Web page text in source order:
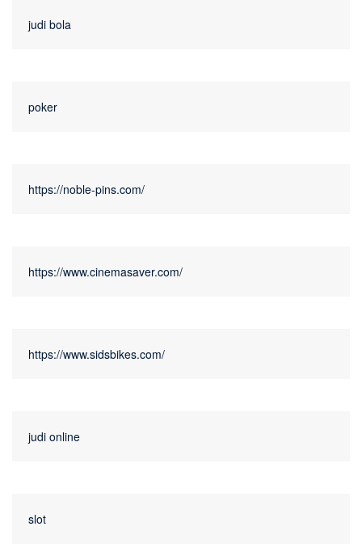
judi bola
poker
https://noble-pins.com/
https://www.cinemasaver.com/
https://www.sidsbikes.com/
judi online
slot